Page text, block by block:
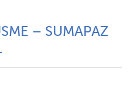
– SUMAPAZ